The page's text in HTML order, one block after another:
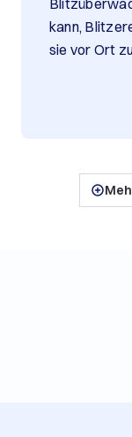
kann,
sie vor Ort